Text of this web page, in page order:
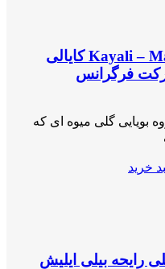
Kayali – Maui in a Bottle Sweet Banana کایالی
فرگرانس
و در گروه بویایی گلی میوه ای که
خرید
رایحه بیلی ایلیش